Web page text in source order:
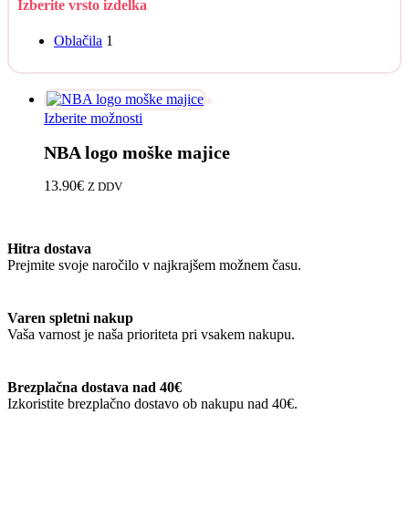
Izberite vrsto izdelka
Oblačila 1
Izberite možnosti
ima
strani
NBA logo moške majice
13.90€ Z DDV
Hitra dostava
Prejmite svoje naročilo v najkrajšem možnem času.
Varen spletni nakup
Vaša varnost je naša prioriteta pri vsakem nakupu.
Brezplačna dostava nad 40€
Izkoristite brezplačno dostavo ob nakupu nad 40€.